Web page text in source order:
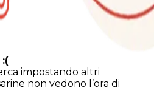
impostando altri
non vedono l’ora di